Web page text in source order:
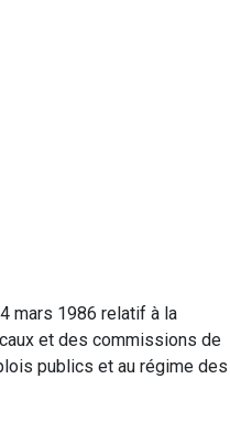
mars 1986 relatif à la
et des commissions de
publics et au régime des